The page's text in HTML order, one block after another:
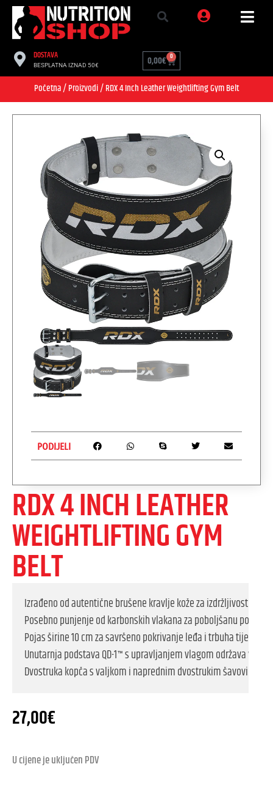
DOSTAVA
BESPLATNA IZNAD 50€ 0,00€ 0
Početna/Proizvodi/ RDX 4 Inch Leather Weightlifting Gym Belt
RDX 4 INCH LEATHER
WEIGHTLIFTING GYM
BELT
Izrađeno od autentične brušene kravlje kože za izdržljivost i
Posebno punjenje od karbonskih vlakana za poboljšanu
Pojas širine 10 cm za savršeno pokrivanje leđa i trbuha tijekom
Unutarnja podstava QD-1™ s upravljanjem vlagom održava vas
Dvostruka kopča s valjkom i naprednim dvostrukim šavovima
27,00€
U cijene je uključen PDV
PODIJELI